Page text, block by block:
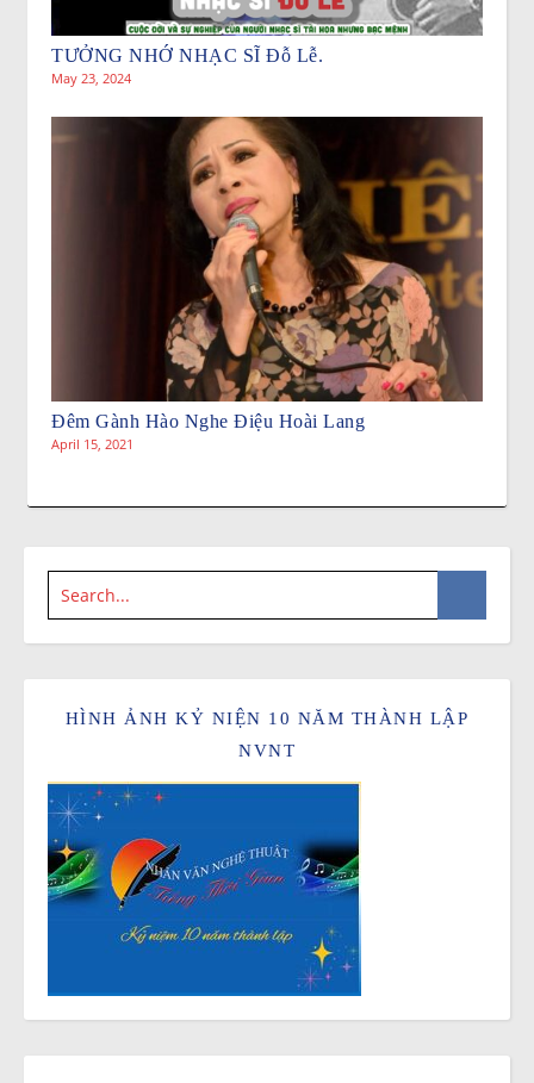
TƯỞNG NHỚ NHẠC SĨ Đỗ Lễ.
May 23, 2024
Đêm Gành Hào Nghe Điệu Hoài Lang
April 15, 2021
HÌNH ẢNH KỶ NIỆN 10 NĂM THÀNH LẬP
NVNT